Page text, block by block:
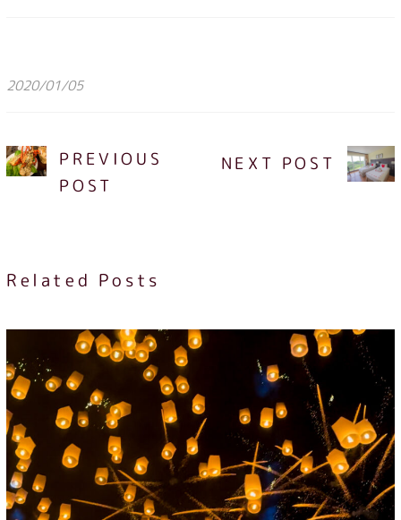
2020/01/05
PREVIOUS
POST
NEXT POST
Related Posts